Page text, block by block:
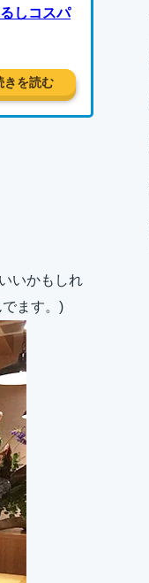
しコスパ
きを読む
いかもしれ
ます。)